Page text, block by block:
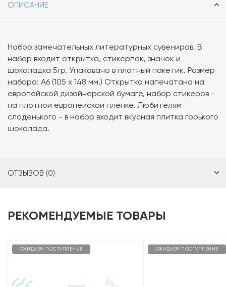
ОПИСАНИЕ
Набор замечательных литературных сувениров. В
набор входит открытка, стикерпак, значок и
шоколадка 5гр. Упаковано в плотный пакетик. Размер
набора: А6 (105 х 148 мм.) Открытка напечатана на
европейской дизайнерской бумаге, набор стикеров -
на плотной европейской плёнке. Любителям
сладенького - в набор входит вкусная плитка горького
шоколада.
ОТЗЫВОВ (0)
РЕКОМЕНДУЕМЫЕ ТОВАРЫ
ОЖИДАЕМ ПОСТУПЛЕНИЕ ОЖИДАЕМ ПОСТУПЛЕНИЕ